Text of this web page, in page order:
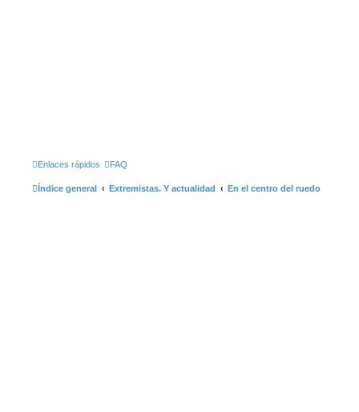
Enlaces rápidos FAQ
Índice general Extremistas. Y actualidad En el centro del ruedo